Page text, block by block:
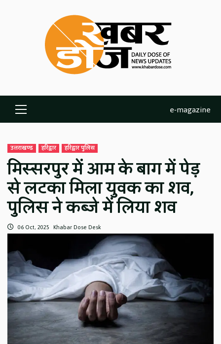
Primary
Menu
e-magazine
उत्तराखण्ड हरिद्वार हरिद्वार पुलिस
मिस्सरपुर में आम के बाग में पेड़
से लटका मिला युवक का शव,
पुलिस ने कब्जे में लिया शव
06 Oct, 2025 Khabar Dose Desk